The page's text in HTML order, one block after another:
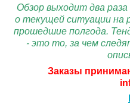
Обзор выходит два
о текущей ситуации на
прошедшие полгода.
- это то, за чем
Заказы